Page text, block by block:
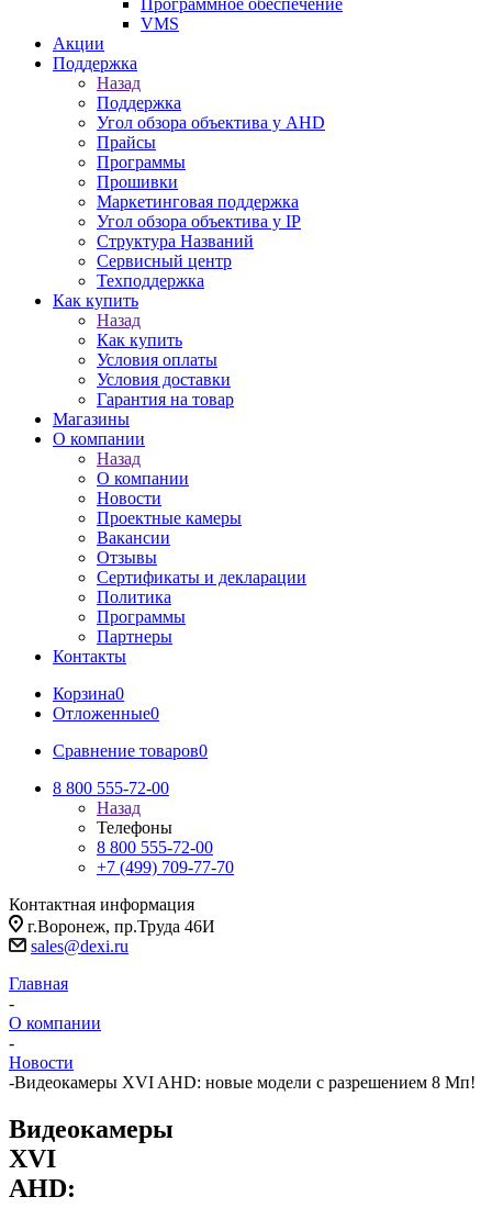
Программное обеспечение
VMS
Акции
Поддержка
Назад
Поддержка
Угол обзора объектива у AHD
Прайсы
Программы
Прошивки
Маркетинговая поддержка
Угол обзора объектива у IP
Структура Названий
Сервисный центр
Техподдержка
Как купить
Назад
Как купить
Условия оплаты
Условия доставки
Гарантия на товар
Магазины
О компании
Назад
О компании
Новости
Проектные камеры
Вакансии
Отзывы
Сертификаты и декларации
Политика
Программы
Партнеры
Контакты
Корзина0
Отложенные0
Сравнение товаров0
8 800 555-72-00
Назад
Телефоны
8 800 555-72-00
+7 (499) 709-77-70
Контактная информация
г.Воронеж, пр.Труда 46И
sales@dexi.ru
Главная
-
О компании
-
Новости
-Видеокамеры XVI AHD: новые модели с разрешением 8 Мп!
Видеокамеры
XVI
AHD: